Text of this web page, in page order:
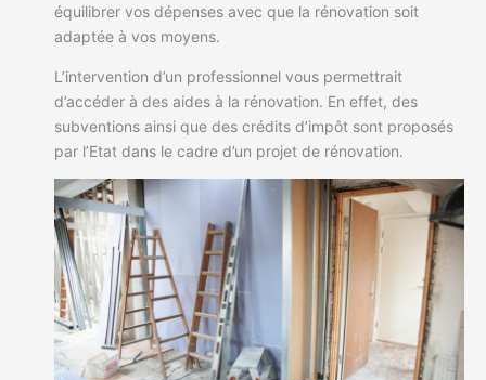
équilibrer vos dépenses avec que la rénovation soit
adaptée à vos moyens.
L’intervention d’un professionnel vous permettrait
d’accéder à des aides à la rénovation. En effet, des
subventions ainsi que des crédits d’impôt sont proposés
par l’Etat dans le cadre d’un projet de rénovation.